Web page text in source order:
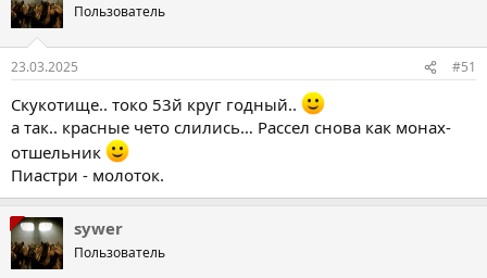
Пользователь
23.03.2025 #51
Скукотище.. токо 53й круг годный..
а так.. красные чето слились… Рассел снова как монах-
отшельник
Пиастри - молоток.
sywer
Пользователь